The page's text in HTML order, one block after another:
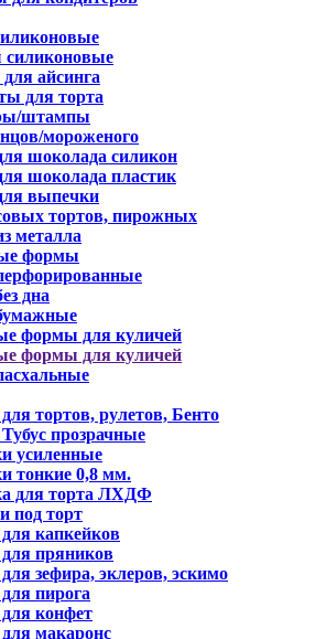
айсинга
для торта
штампы
мороженого
шоколада силикон
шоколада пластик
выпечки
тортов, пирожных
металла
формы
дна
формы для куличей
формы для куличей
тортов, рулетов, Бенто
прозрачные
усиленные
тонкие 0,8 мм.
для торта ЛХДФ
под торт
капкейков
пряников
зефира, эклеров, эскимо
пирога
конфет
макаронс